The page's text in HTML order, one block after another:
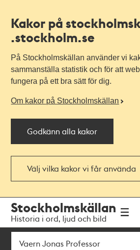
Kakor på
.stockholm.se
På Stockholmskällan använder vi
sammanställa statistik och för att
fungera på ett bra sätt för dig.
Om kakor på Stockholmskällan
Godkänn alla kakor
Välj vilka kakor vi får använda
navigationen
huvudinnehållet
Stockholmskällan
Historia i ord, ljud och bild
Sök